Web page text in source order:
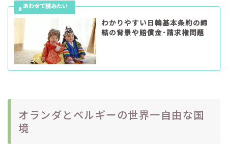
わかりやすい日韓基本条約の締
結の背景や賠償金･請求権問題
オランダとベルギーの世界一自由な国
境